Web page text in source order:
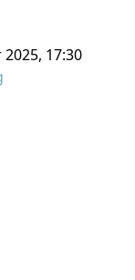
17:30